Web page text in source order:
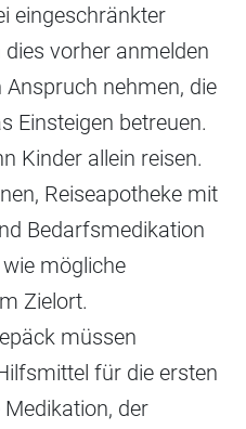
eingeschränkter
vorher anmelden
nehmen, die
Einsteigen betreuen.
Kinder allein reisen.
Reiseapotheke mit
Bedarfsmedikation
mögliche
Zielort.
müssen
für die ersten
der